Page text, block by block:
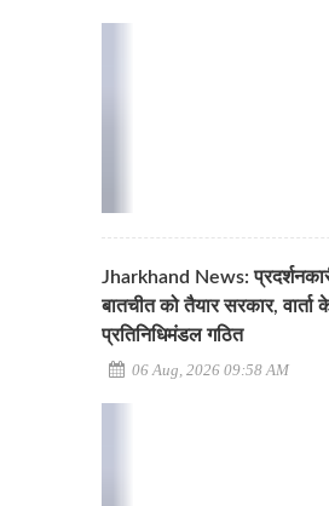
Jharkhand News:
बातचीत को तैयार सरकार, वार्ता
प्रतिनिधिमंडल गठित
06 Aug, 2026 09:58 AM